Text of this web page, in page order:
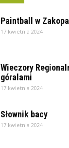
Paintball w
17 kwietnia 2024
Wieczory
góralami
17 kwietnia 2024
Słownik bacy
17 kwietnia 2024